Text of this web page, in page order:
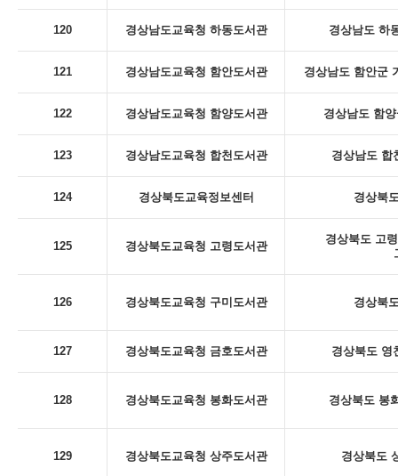
120 경상남도교육청 하동도서관 경상남도 하
121 경상남도교육청 함안도서관 경상남도 함안군
122 경상남도교육청 함양도서관 경상남도 함
123 경상남도교육청 합천도서관 경상남도 합
124 경상북도교육정보센터 경상북
125 경상북도교육청 고령도서관
경상북도 고
126 경상북도교육청 구미도서관 경상북
127 경상북도교육청 금호도서관 경상북도 영
128 경상북도교육청 봉화도서관 경상북도 봉
129 경상북도교육청 상주도서관 경상북도